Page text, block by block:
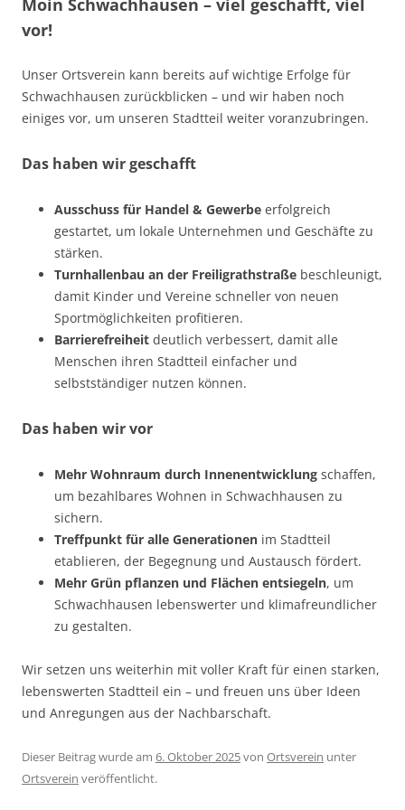
Moin Schwachhausen – viel geschafft, viel
vor!
Unser Ortsverein kann bereits auf wichtige Erfolge für
Schwachhausen zurückblicken – und wir haben noch
einiges vor, um unseren Stadtteil weiter voranzubringen.
Das haben wir geschafft
Ausschuss für Handel & Gewerbe erfolgreich
gestartet, um lokale Unternehmen und Geschäfte zu
stärken.
Turnhallenbau an der Freiligrathstraße beschleunigt,
damit Kinder und Vereine schneller von neuen
Sportmöglichkeiten profitieren.
Barrierefreiheit deutlich verbessert, damit alle
Menschen ihren Stadtteil einfacher und
selbstständiger nutzen können.
Das haben wir vor
Mehr Wohnraum durch Innenentwicklung schaffen,
um bezahlbares Wohnen in Schwachhausen zu
sichern.
Treffpunkt für alle Generationen im Stadtteil
etablieren, der Begegnung und Austausch fördert.
Mehr Grün pflanzen und Flächen entsiegeln, um
Schwachhausen lebenswerter und klimafreundlicher
zu gestalten.
Wir setzen uns weiterhin mit voller Kraft für einen starken,
lebenswerten Stadtteil ein – und freuen uns über Ideen
und Anregungen aus der Nachbarschaft.
Dieser Beitrag wurde am 6. Oktober 2025von Ortsverein unter
Ortsverein veröffentlicht.